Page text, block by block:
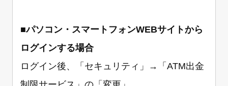
■パソコン・スマートフォンWEBサイトから
ログインする場合
ログイン後、「セキュリティ」→「ATM出金